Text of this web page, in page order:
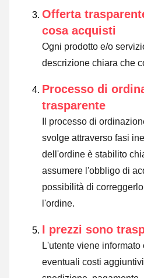
Offerta
cosa acquisti
Ogni prodotto e/o
descrizione chiara che
Processo di
trasparente
Il processo di
svolge attraverso fasi
dell'ordine è stabilito
assumere l'obbligo di
possibilità di
l'ordine.
I prezzi sono
L'utente viene informato
eventuali costi